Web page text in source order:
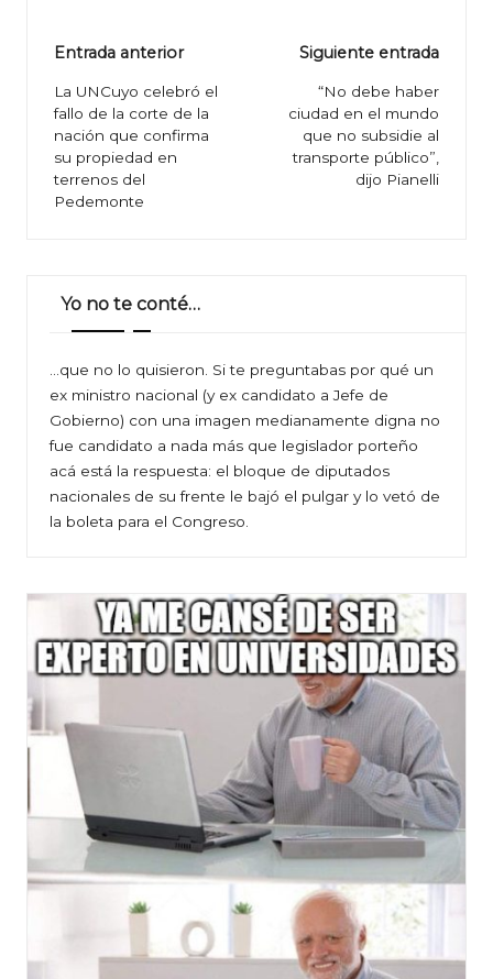
Navegación
de
entradas
Entrada anterior
La UNCuyo celebró el
fallo de la corte de la
nación que confirma
su propiedad en
terrenos del
Pedemonte
Siguiente entrada
“No debe haber
ciudad en el mundo
que no subsidie al
transporte público”,
dijo Pianelli
Yo no te conté…
…que no lo quisieron. Si te preguntabas por qué un
ex ministro nacional (y ex candidato a Jefe de
Gobierno) con una imagen medianamente digna no
fue candidato a nada más que legislador porteño
acá está la respuesta: el bloque de diputados
nacionales de su frente le bajó el pulgar y lo vetó de
la boleta para el Congreso.